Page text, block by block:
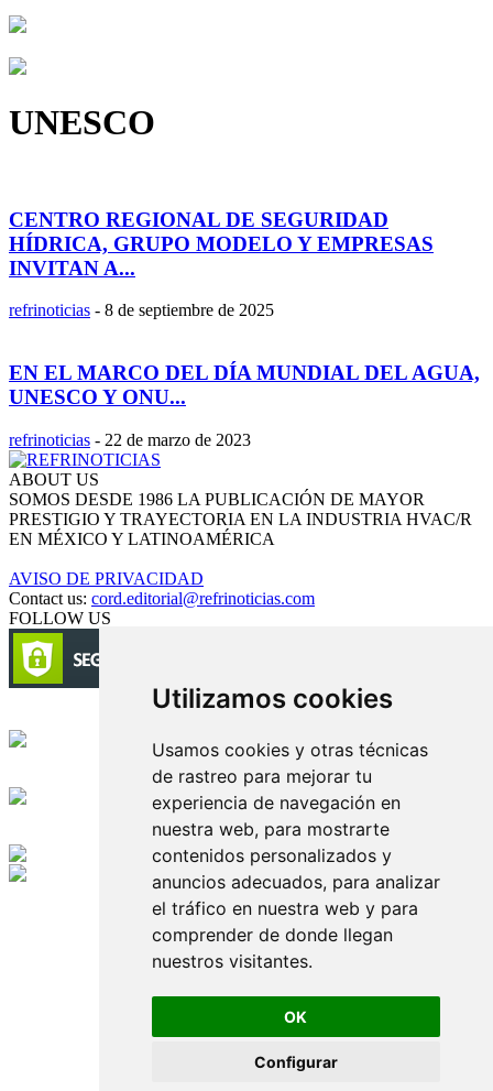
Utilizamos cookies
Usamos cookies y otras técnicas
de rastreo para mejorar tu
experiencia de navegación en
nuestra web, para mostrarte
contenidos personalizados y
anuncios adecuados, para analizar
el tráfico en nuestra web y para
comprender de donde llegan
nuestros visitantes.
OK
Configurar
UNESCO
CENTRO REGIONAL DE SEGURIDAD
HÍDRICA, GRUPO MODELO Y EMPRESAS
INVITAN A...
refrinoticias - 8 de septiembre de 2025
EN EL MARCO DEL DÍA MUNDIAL DEL AGUA,
UNESCO Y ONU...
refrinoticias - 22 de marzo de 2023
ABOUT US
SOMOS DESDE 1986 LA PUBLICACIÓN DE MAYOR
PRESTIGIO Y TRAYECTORIA EN LA INDUSTRIA HVAC/R
EN MÉXICO Y LATINOAMÉRICA
AVISO DE PRIVACIDAD
Contact us: cord.editorial@refrinoticias.com
FOLLOW US
Edición digital con tecnología
Playa Revolcadero 222 Col. Reforma Iztaccihuatl Norte C.P. 08810
CIUDAD DE MEXICO
Conmutador CIUDAD DE MEXICO (+52) 555 740 4476, 555 740
© 2000-2026 BURO DE MERCADOTECNIA DEL CENTRO,
S.A. Todos los derechos reservados
Todos los nombres, marcas, logotipos, productos e imagenes
mencionados son propiedad de sus respectivos dueños
Prohibida la reproducción total o parcial de los contenidos aqui
publicados incluyendo cualquier medio electrónico o magnético